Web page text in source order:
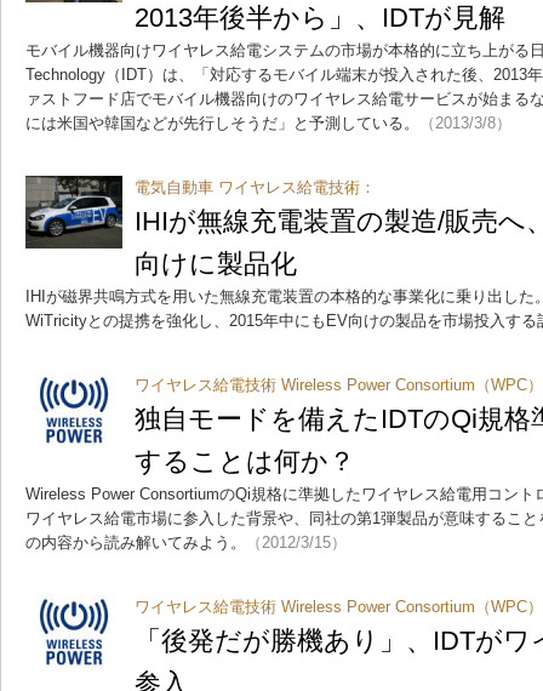
2013年後半から」、IDTが見解
モバイル機器向けワイヤレス給電システムの市場が本格的に立ち上が
Technology（IDT）は、「対応するモバイル端末が投入された後、2013
ァストフード店でモバイル機器向けのワイヤレス給電サービスが始まる
には米国や韓国などが先行しそうだ」と予測している。
（2013/3/8）
電気自動車 ワイヤレス給電技術：
IHIが無線充電装置の製造/販売へ
向けに製品化
IHIが磁界共鳴方式を用いた無線充電装置の本格的な事業化に乗り出し
WiTricityとの提携を強化し、2015年中にもEV向けの製品を市場投入する
ワイヤレス給電技術 Wireless Power Consortium（WPC
独自モードを備えたIDTのQi規格
することは何か？
Wireless Power ConsortiumのQi規格に準拠したワイヤレス給電用コン
ワイヤレス給電市場に参入した背景や、同社の第1弾製品が意味するこ
の内容から読み解いてみよう。
（2012/3/15）
ワイヤレス給電技術 Wireless Power Consortium（WPC
「後発だが勝機あり」、IDTが
参入